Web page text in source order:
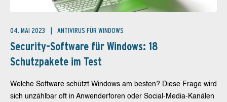
04. MAI 2023 ANTIVIRUS FÜR WINDOWS
Security-Software für Windows: 18
Schutzpakete im Test
Welche Software schützt Windows am besten? Diese Frage wird
sich unzählbar oft in Anwenderforen oder Social-Media-Kanälen